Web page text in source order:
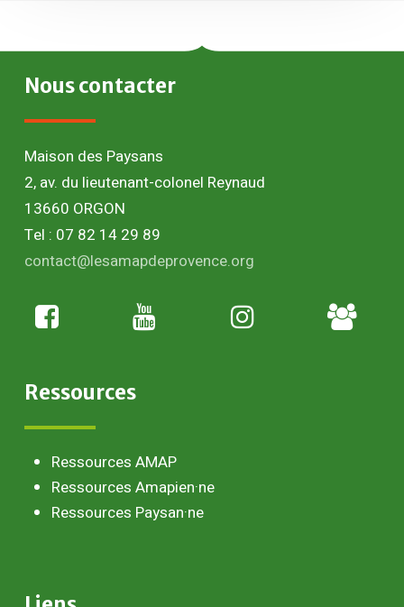
Nouscontacter
Maison des Paysans
2, av. du lieutenant-colonel Reynaud
13660 ORGON
Tel : 07 82 14 29 89
contact@lesamapdeprovence.org
Adhésion
paysan
Ressources
Ressources AMAP
Ressources Amapien·ne
Ressources Paysan·ne